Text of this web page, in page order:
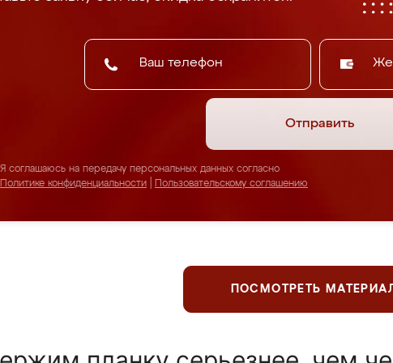
Отправить
Я соглашаюсь на передачу персональных данных согласно
Политике конфиденциальности
Пользовательскому соглашению
ПОСМОТРЕТЬ